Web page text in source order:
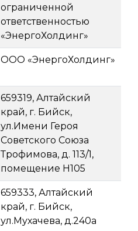
ограниченной
ответственностью
«ЭнергоХолдинг»
ООО «ЭнергоХолдинг»
659319, Алтайский
край, г. Бийск,
ул.Имени Героя
Советского Союза
Трофимова, д. 113/1,
помещение Н105
659333, Алтайский
край, г. Бийск,
ул.Мухачева, д.240а